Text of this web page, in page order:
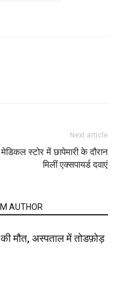
Next article
मेडिकल स्टोर में छापेमारी के दौरान
मिलीं एक्सपायर्ड दवाएं
AUTHOR
मौत, अस्पताल में तोडफ़ोड़